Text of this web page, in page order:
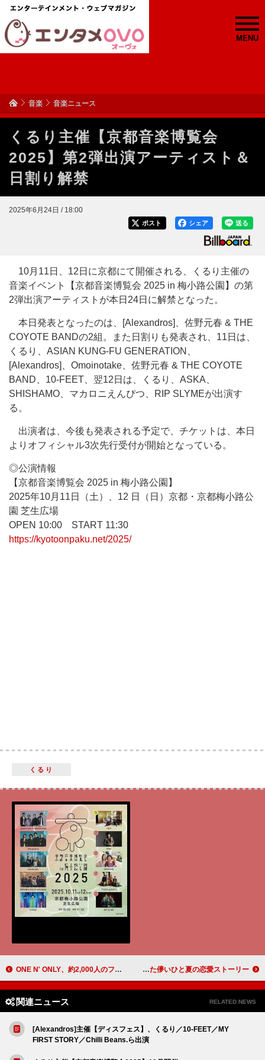
MENU
音楽 音楽ニュース
くるり主催【京都音楽博覧会
2025】第2弾出演アーティスト＆
日割り解禁
2025年6月24日 / 18:00
送る
シェア
ポスト
10月11日、12日に京都にて開催される、くるり主催の
音楽イベント【京都音楽博覧会 2025 in 梅小路公園】の第
2弾出演アーティストが本日24日に解禁となった。
本日発表となったのは、[Alexandros]、佐野元春 & THE
COYOTE BANDの2組。また日割りも発表され、11日は、
くるり、ASIAN KUNG-FU GENERATION、
[Alexandros]、Omoinotake、佐野元春 & THE COYOTE
BAND、10-FEET、翌12日は、くるり、ASKA、
SHISHAMO、マカロニえんぴつ、RIP SLYMEが出演す
る。
出演者は、今後も発表される予定で、チケットは、本日
よりオフィシャル3次先行受付が開始となっている。
◎公演情報
【京都音楽博覧会 2025 in 梅小路公園】
2025年10月11日（土）、12 日（日）京都・京都梅小路公
園 芝生広場
OPEN 10:00 START 11:30
https://kyotoonpaku.net/2025/
くるり
ONE N' ONLY、約2,000人のファンが集結したメジャーデビュー記念イベントのスペシャル映像公開 LIL LEAGUE、「真夏ノ花火」MVは三角関係を描いた儚いひと夏の恋愛ストーリー
関連ニュース RELATED NEWS
[Alexandros]主催【ディスフェス】、くるり／10-FEET／MY
FIRST STORY／Chilli Beans.ら出演